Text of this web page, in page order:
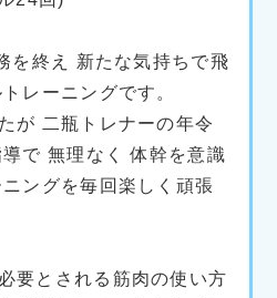
を終え 新たな気持ちで飛
レーニングです。
が 二瓶トレナーの年令
で 無理なく 体幹を意識
ングを毎回楽しく頑張
要とされる筋肉の使い方